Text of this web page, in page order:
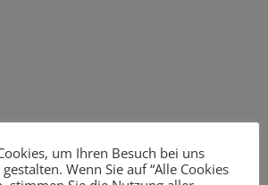
um Ihren Besuch bei uns
Wenn Sie auf “Alle Cookies